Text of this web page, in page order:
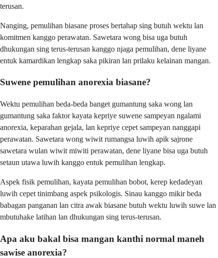
terusan.
Nanging, pemulihan biasane proses bertahap sing butuh wektu lan
komitmen kanggo perawatan. Sawetara wong bisa uga butuh
dhukungan sing terus-terusan kanggo njaga pemulihan, dene liyane
entuk kamardikan lengkap saka pikiran lan prilaku kelainan mangan.
Suwene pemulihan anorexia biasane?
Wektu pemulihan beda-beda banget gumantung saka wong lan
gumantung saka faktor kayata kepriye suwene sampeyan ngalami
anorexia, keparahan gejala, lan kepriye cepet sampeyan nanggapi
perawatan. Sawetara wong wiwit rumangsa luwih apik sajrone
sawetara wulan wiwit miwiti perawatan, dene liyane bisa uga butuh
setaun utawa luwih kanggo entuk pemulihan lengkap.
Aspek fisik pemulihan, kayata pemulihan bobot, kerep kedadeyan
luwih cepet tinimbang aspek psikologis. Sinau kanggo mikir beda
babagan panganan lan citra awak biasane butuh wektu luwih suwe lan
mbutuhake latihan lan dhukungan sing terus-terusan.
Apa aku bakal bisa mangan kanthi normal maneh
sawise anorexia?